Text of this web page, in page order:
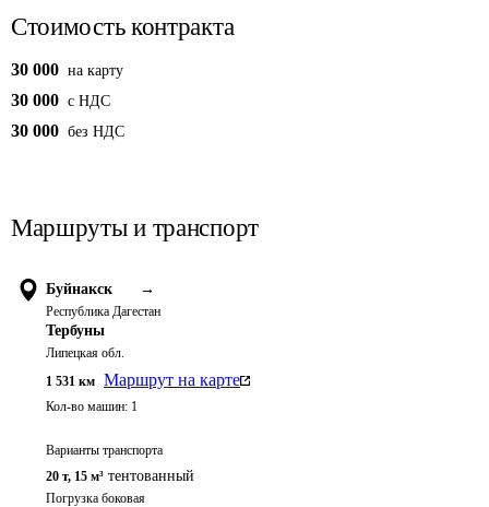
Стоимость контракта
30 000 на карту
30 000 c НДС
30 000 без НДС
Маршруты и транспорт
Буйнакск →
Республика Дагестан
Тербуны
Липецкая обл.
1 531 км Маршрут на карте
Кол-во машин: 1
Варианты транспорта
20 т, 15 м³ тентованный
Погрузка боковая